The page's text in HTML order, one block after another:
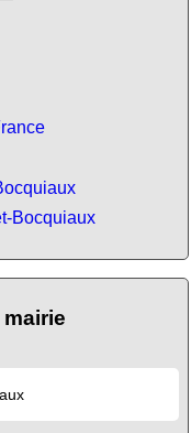
Bocquiaux
mairie